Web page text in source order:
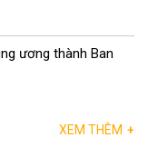
ương thành Ban
XEM THÊM +